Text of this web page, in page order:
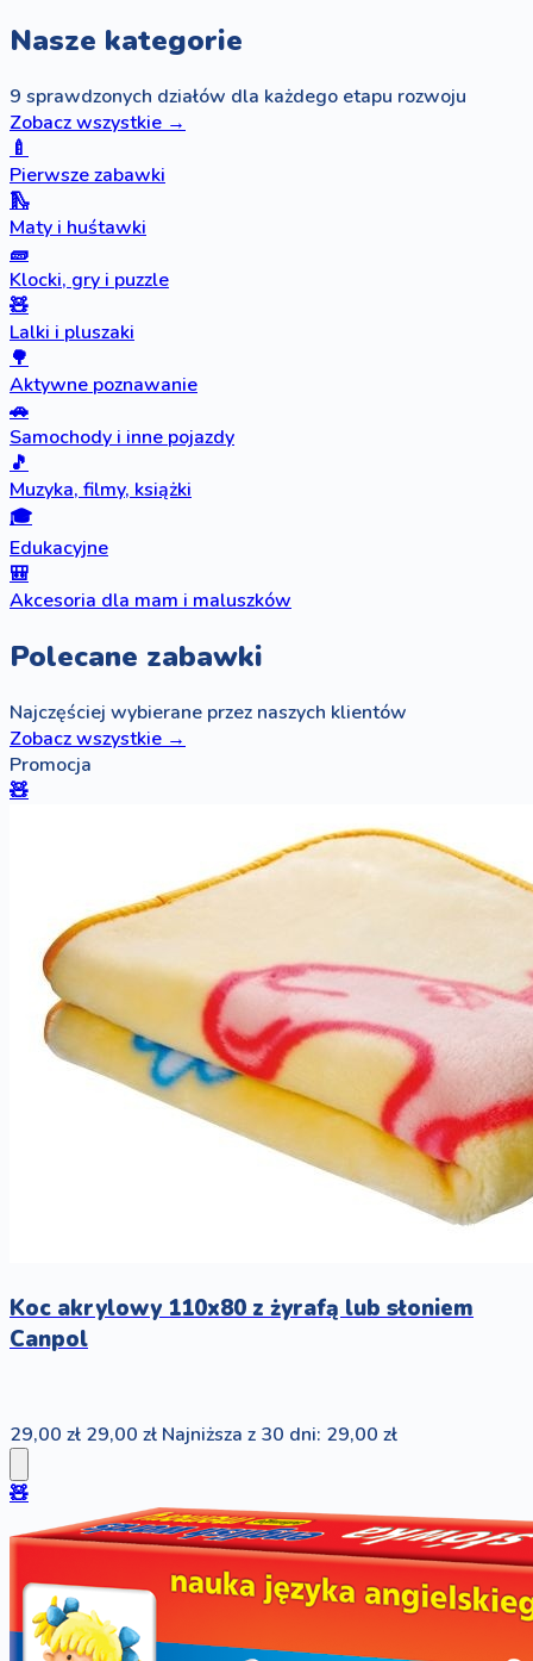
Nasze kategorie
9 sprawdzonych działów dla każdego etapu rozwoju
Zobacz wszystkie →
🍼
Pierwsze zabawki
🛝
Maty i huśtawki
🧱
Klocki, gry i puzzle
🧸
Lalki i pluszaki
🌳
Aktywne poznawanie
🚗
Samochody i inne pojazdy
🎵
Muzyka, filmy, książki
🎓
Edukacyjne
🎒
Akcesoria dla mam i maluszków
Polecane zabawki
Najczęściej wybierane przez naszych klientów
Zobacz wszystkie →
Promocja
🧸
Koc akrylowy 110x80 z żyrafą lub słoniem
Canpol
29,00 zł 29,00 zł Najniższa z 30 dni: 29,00 zł
🧸